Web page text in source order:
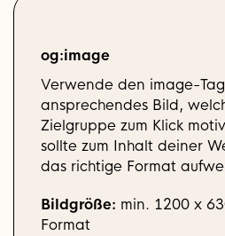
og:image
Verwende den image-
ansprechendes Bild,
Zielgruppe zum Klick
sollte zum Inhalt deiner
das richtige Format
Bildgröße: min. 1200 x
Format